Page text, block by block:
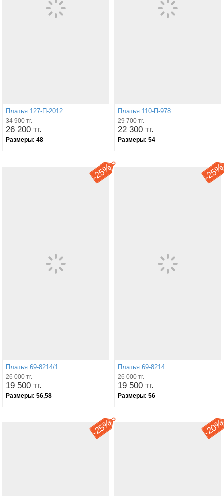
Платья 127-П-2012
34 900 тг.
26 200 тг.
Размеры: 48
Платья 110-П-978
29 700 тг.
22 300 тг.
Размеры: 54
-
25%
Платья 69-8214/1
26 000 тг.
19 500 тг.
Размеры: 56,58
-
Платья 69-8214
26 000 тг.
19 500 тг.
Размеры: 56
-
25% -